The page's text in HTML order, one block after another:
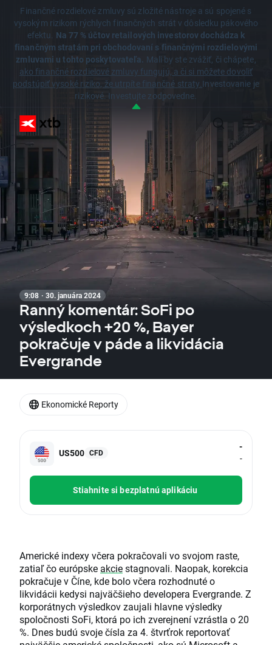
Finančné rozdielové zmluvy sú zložité nástroje a sú spojené s
vysokým rizikom rýchlych finančných strát v dôsledku pákového
efektu. Na 77 % účtov retailových investorov dochádza k
finančným stratám pri obchodovaní s finančnými rozdielovými
zmluvami u tohto poskytovateľa. Mali by ste zvážiť, či chápete,
ako finančné rozdielové zmluvy fungujú, a či si môžete dovoliť
podstúpiť vysoké riziko, že utrpíte finančné straty.Investovanie je
rizikové. Investujte zodpovedne.
9:08 · 30. januára 2024
Ranný komentár: SoFi po
výsledkoch +20 %, Bayer
pokračuje v páde a likvidácia
Evergrande
US500 CFD
-
-
Stiahnite si bezplatnú aplikáciu
Americké indexy včera pokračovali vo svojom raste,
zatiaľ čo európske akciestagnovali. Naopak, korekcia
pokračuje v Číne, kde bolo včera rozhodnuté o
likvidácii kedysi najväčšieho developera Evergrande. Z
korporátnych výsledkov zaujali hlavne výsledky
spoločnosti SoFi, ktorá po ich zverejnení vzrástla o 20
%. Dnes budú svoje čísla za 4. štvrťrok reportovať
Ekonomické Reporty